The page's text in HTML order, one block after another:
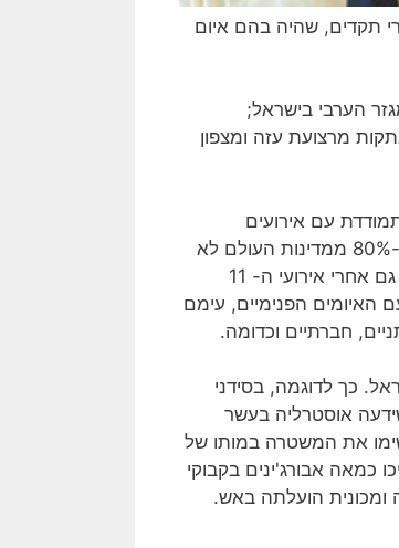
חסרי תקדים, שהיה בהם איום
מרצועת עזה ומצפון
עם אירועים
המאיימים על הביטחון הלאומי שלה בתוך גבולותיה. ההיפך הוא הנכון. 90%-80% ממדינות העולם לא
ניצבות בפני כל איום חיצוני ממשי, אולם הן מתמודדות עם איומי פנים רבים. גם אחרי אירועי ה- 11
לא השתנה מצב זה באופן מהותי (בן דור, 2002, ע' 16). עם האיומים הפנימיים, עימם
חברתיים וכדומה.
2000, אינה ייחודית לישראל. כך לדוגמה, בסידני
פברואר 2004, מהחמורות שידעה אוסטרליה בעשר
את המשטרה במותו של
כמאה אבורג'ינים בקבוקי
ומכונית הועלתה באש.